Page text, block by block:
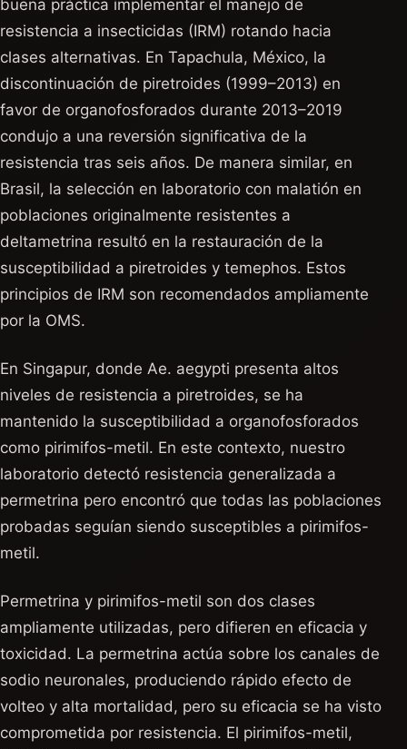
buena práctica implementar el manejo de
resistencia a insecticidas (IRM) rotando hacia
clases alternativas. En Tapachula, México, la
discontinuación de piretroides (1999–2013) en
favor de organofosforados durante 2013–2019
condujo a una reversión significativa de la
resistencia tras seis años. De manera similar, en
Brasil, la selección en laboratorio con malatión en
poblaciones originalmente resistentes a
deltametrina resultó en la restauración de la
susceptibilidad a piretroides y temephos. Estos
principios de IRM son recomendados ampliamente
por la OMS.
En Singapur, donde Ae. aegypti presenta altos
niveles de resistencia a piretroides, se ha
mantenido la susceptibilidad a organofosforados
como pirimifos-metil. En este contexto, nuestro
laboratorio detectó resistencia generalizada a
permetrina pero encontró que todas las poblaciones
probadas seguían siendo susceptibles a pirimifos-
metil.
Permetrina y pirimifos-metil son dos clases
ampliamente utilizadas, pero difieren en eficacia y
toxicidad. La permetrina actúa sobre los canales de
sodio neuronales, produciendo rápido efecto de
volteo y alta mortalidad, pero su eficacia se ha visto
comprometida por resistencia. El pirimifos-metil,